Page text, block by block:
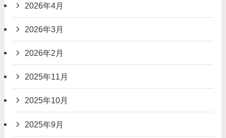
2026年4月
2026年3月
2026年2月
2025年11月
2025年10月
2025年9月